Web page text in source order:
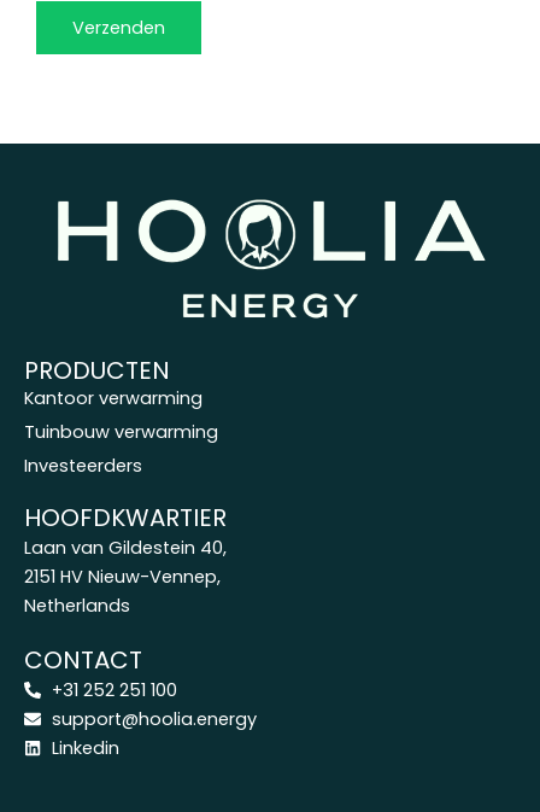
Verzenden
PRODUCTEN
Kantoor verwarming
Tuinbouw verwarming
Investeerders
HOOFDKWARTIER
Laan van Gildestein 40,
2151 HV Nieuw-Vennep,
Netherlands
CONTACT
+31 252 251 100
support@hoolia.energy
Linkedin